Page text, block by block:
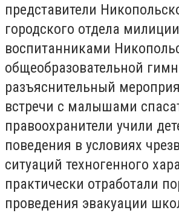
представители
городского отдела
воспитанниками
общеобразовательной
разъяснительный
встречи с малышами
правоохранители учили
поведения в условиях
ситуаций техногенного
практически отработали
проведения эвакуации